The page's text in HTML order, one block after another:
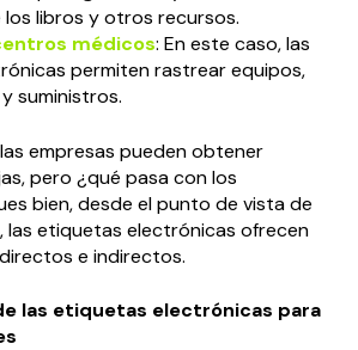
los libros y otros recursos.
médicos: En este caso, las
permiten rastrear equipos,
suministros.
empresas pueden obtener
pero ¿qué pasa con los
bien, desde el punto de vista de
las etiquetas electrónicas ofrecen
e indirectos.
las etiquetas electrónicas para